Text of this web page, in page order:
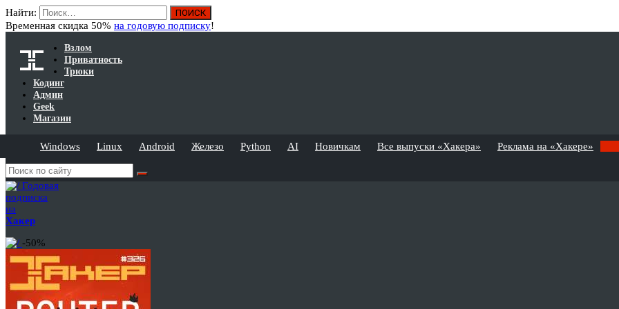
Найти:
Временная скидка 50% на годовую подписку!
Взлом
Приватность
Трюки
Кодинг
Админ
Geek
Магазин
Windows Linux Android Железо Python AI Новичкам Все выпуски «Хакера» Реклама на «Хакере»
Годовая
подписка
на
Хакер
-50%